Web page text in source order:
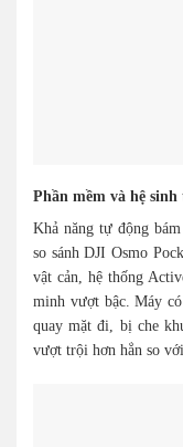
Phần mềm và hệ
Khả năng tự động
so sánh DJI Osmo
vật cản, hệ thống
minh vượt bậc. Máy
quay mặt đi, bị che
vượt trội hơn hẳn so